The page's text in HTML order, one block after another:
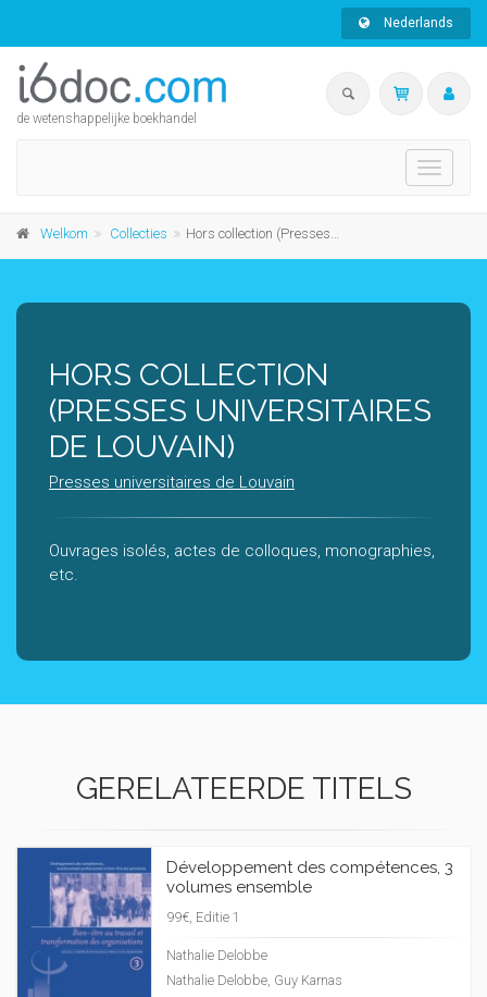
Nederlands
de wetenshappelijke boekhandel
Toggle
Welkom Collecties Hors collection (Presses universitaires de Louvain)
HORS COLLECTION
(PRESSES UNIVERSITAIRES
DE LOUVAIN)
Presses universitaires de Louvain
Ouvrages isolés, actes de colloques, monographies,
etc.
GERELATEERDE TITELS
Développement des compétences, 3
volumes ensemble
99€, Editie 1
Nathalie Delobbe
Nathalie Delobbe, Guy Karnas